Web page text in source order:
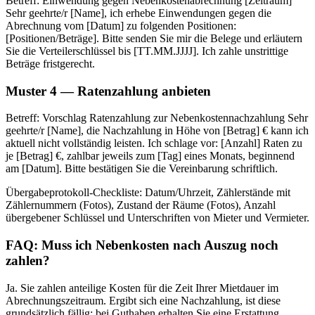
Sehr geehrte/r [Name], ich erhebe Einwendungen gegen die
Abrechnung vom [Datum] zu folgenden Positionen:
[Positionen/Beträge]. Bitte senden Sie mir die Belege und erläutern
Sie die Verteilerschlüssel bis [TT.MM.JJJJ]. Ich zahle unstrittige
Beträge fristgerecht.
Muster 4 — Ratenzahlung anbieten
Betreff: Vorschlag Ratenzahlung zur Nebenkostennachzahlung Sehr
geehrte/r [Name], die Nachzahlung in Höhe von [Betrag] € kann ich
aktuell nicht vollständig leisten. Ich schlage vor: [Anzahl] Raten zu
je [Betrag] €, zahlbar jeweils zum [Tag] eines Monats, beginnend
am [Datum]. Bitte bestätigen Sie die Vereinbarung schriftlich.
Übergabeprotokoll-Checkliste: Datum/Uhrzeit, Zählerstände mit
Zählernummern (Fotos), Zustand der Räume (Fotos), Anzahl
übergebener Schlüssel und Unterschriften von Mieter und Vermieter.
FAQ: Muss ich Nebenkosten nach Auszug noch
zahlen?
Ja. Sie zahlen anteilige Kosten für die Zeit Ihrer Mietdauer im
Abrechnungszeitraum. Ergibt sich eine Nachzahlung, ist diese